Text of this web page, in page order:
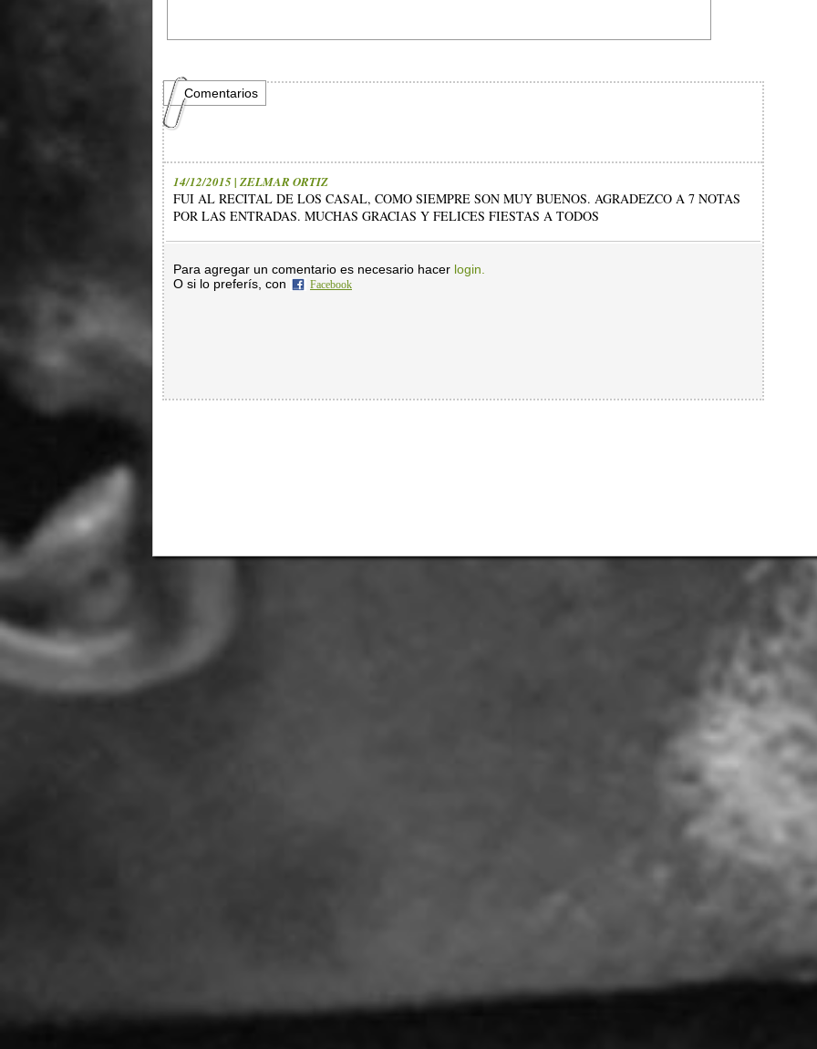
Comentarios
14/12/2015 | ZELMAR ORTIZ
FUI AL RECITAL DE LOS CASAL, COMO SIEMPRE SON MUY BUENOS. AGRADEZCO A 7 NOTAS
POR LAS ENTRADAS. MUCHAS GRACIAS Y FELICES FIESTAS A TODOS
Para agregar un comentario es necesario hacer login.
O si lo preferís, con
Facebook